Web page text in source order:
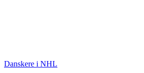
Danskere i NHL